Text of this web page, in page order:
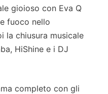
gioioso con Eva Q
fuoco nello
la chiusura musicale
HiShine e i DJ
completo con gli